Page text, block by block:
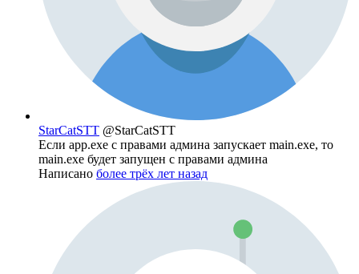
StarCatSTT @StarCatSTT
Если app.exe с правами админа запускает main.exe, то
main.exe будет запущен с правами админа
Написано более трёх лет назад